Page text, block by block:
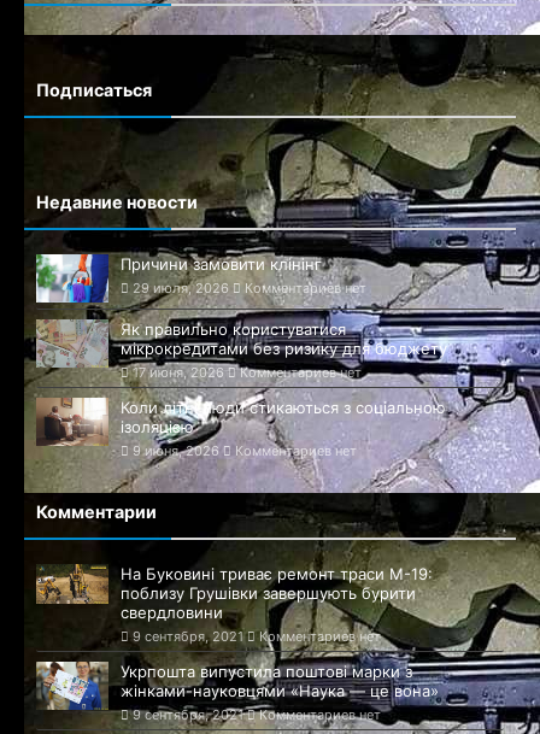
Сайт города Черновцы
Подписаться
Недавние новости
Причини замовити клінінг
29 июля, 2026 Комментариев нет
Як правильно користуватися
мікрокредитами без ризику для бюджету
17 июня, 2026 Комментариев нет
Коли літні люди стикаються з соціальною
ізоляцією
9 июня, 2026 Комментариев нет
Комментарии
На Буковині триває ремонт траси М-19:
поблизу Грушівки завершують бурити
свердловини
9 сентября, 2021 Комментариев нет
Укрпошта випустила поштові марки з
жінками-науковцями «Наука — це вона»
9 сентября, 2021 Комментариев нет